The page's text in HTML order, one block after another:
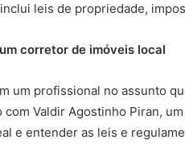
leis de propriedade,
corretor de imóveis local
um profissional no assunto
com Valdir Agostinho Piran,
e entender as leis e